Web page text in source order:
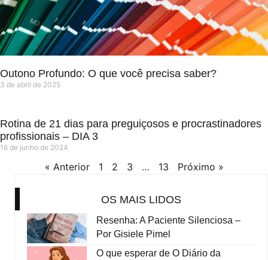
Outono Profundo: O que você precisa saber?
3 de abril de 2025
Rotina de 21 dias para preguiçosos e procrastinadores
profissionais – DIA 3
16 de junho de 2024
« Anterior 1 2 3 … 13 Próximo »
OS MAIS LIDOS
Resenha: A Paciente Silenciosa –
Por Gisiele Pimel
O que esperar de O Diário da